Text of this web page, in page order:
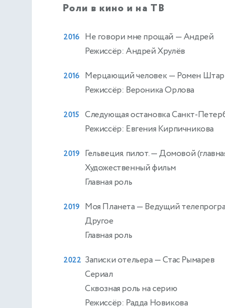
Роли в кино и на ТВ
2016 Не говори мне прощай — Андрей
Режиссёр: Андрей Хрулёв
2016 Мерцающий человек— Ромен
Режиссёр: Вероника Орлова
2015 Следующая остановка Санкт-
Режиссёр: Евгения Кирпичникова
2019 Гельвеция. пилот.— Домовой
Художественный фильм
Главная роль
2019 Моя Планета — Ведущий
Другое
Главная роль
2022 Записки отельера — Стас Рымарев
Сериал
Сквозная роль на серию
Режиссёр: Радда Новикова